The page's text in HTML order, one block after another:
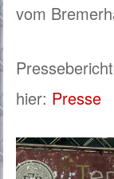
vom
hier: Presse